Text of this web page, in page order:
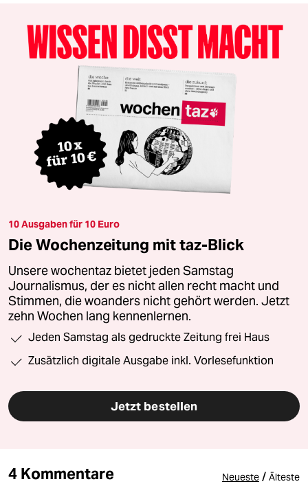
10 Ausgaben für 10 Euro
Die Wochenzeitung mit taz-Blick
Unsere wochentaz bietet jeden Samstag
Journalismus, der es nicht allen recht macht und
Stimmen, die woanders nicht gehört werden. Jetzt
zehn Wochen lang kennenlernen.
Jeden Samstag als gedruckte Zeitung frei Haus
Zusätzlich digitale Ausgabe inkl. Vorlesefunktion
Jetzt bestellen
4 Kommentare Neueste / Älteste